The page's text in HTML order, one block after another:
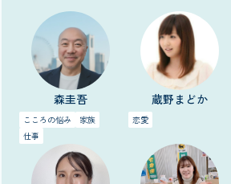
森圭吾
こころの悩み
家族
仕事
蔵野まどか
恋愛